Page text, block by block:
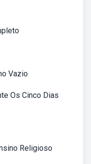
Vazio
Os Cinco Dias
Religioso